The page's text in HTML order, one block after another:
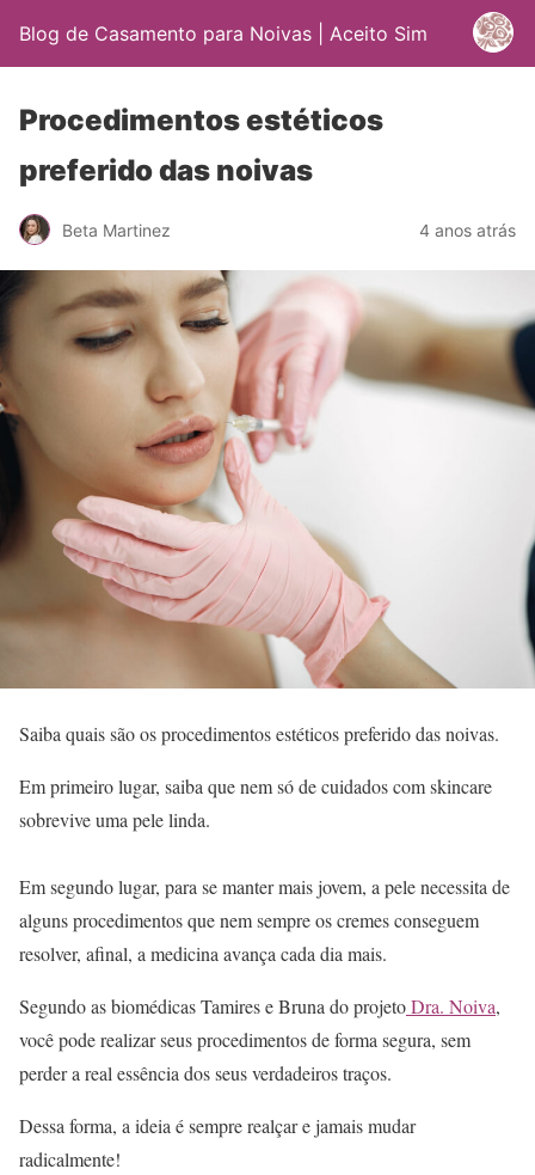
Blog de Casamento para Noivas | Aceito Sim
Procedimentos estéticos
preferido das noivas
Beta Martinez 4 anos atrás
Saiba quais são os procedimentos estéticos preferido das noivas.
Em primeiro lugar, saiba que nem só de cuidados com skincare
sobrevive uma pele linda.
Em segundo lugar, para se manter mais jovem, a pele necessita de
alguns procedimentos que nem sempre os cremes conseguem
resolver, afinal, a medicina avança cada dia mais.
Segundo as biomédicas Tamires e Bruna do projetoDra. Noiva,
você pode realizar seus procedimentos de forma segura, sem
perder a real essência dos seus verdadeiros traços.
Dessa forma, a ideia é sempre realçar e jamais mudar
radicalmente!